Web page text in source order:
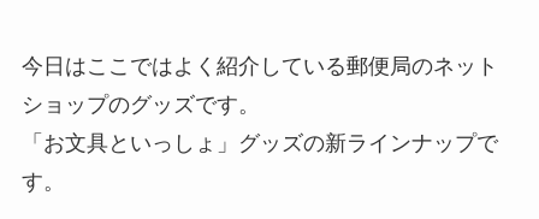
今日はここではよく紹介している郵便局のネット
ショップのグッズです。
「お文具といっしょ」グッズの新ラインナップで
す。